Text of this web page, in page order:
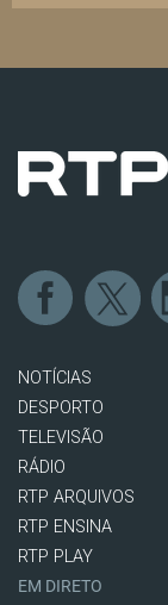
NOTÍCIAS
DESPORTO
TELEVISÃO
RÁDIO
RTP ARQUIVOS
RTP ENSINA
RTP PLAY
EM DIRETO